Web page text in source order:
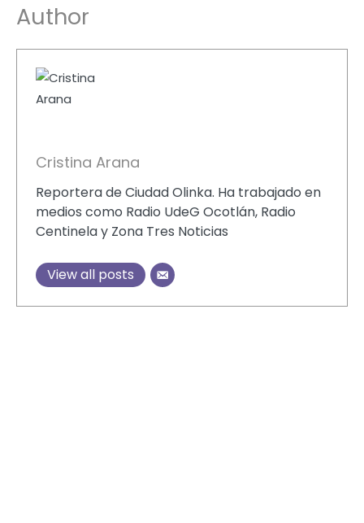
Author
Cristina Arana
Reportera de Ciudad Olinka. Ha trabajado en
medios como Radio UdeG Ocotlán, Radio
Centinela y Zona Tres Noticias
View all posts